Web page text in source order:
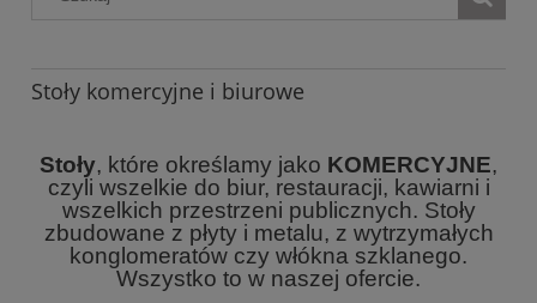
Stoły komercyjne i biurowe
Stoły, które określamy jako KOMERCYJNE,
czyli wszelkie do biur, restauracji, kawiarni i
wszelkich przestrzeni publicznych. Stoły
zbudowane z płyty i metalu, z wytrzymałych
konglomeratów czy włókna szklanego.
Wszystko to w naszej ofercie.